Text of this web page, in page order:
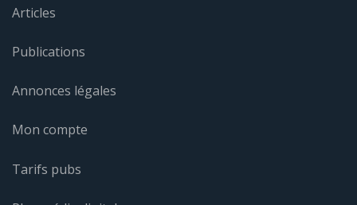
Articles
Publications
Annonces légales
Mon compte
Tarifs pubs